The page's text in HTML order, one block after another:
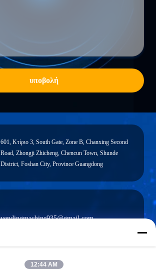
υποβολή
601, Κτίριο 3, South Gate, Zone B, Chanxing Second
Road, Zhongji Zhicheng, Chencun Town, Shunde
District, Foshan City, Province Guangdong
vendingmachine935@gmail.com
12:44 AM